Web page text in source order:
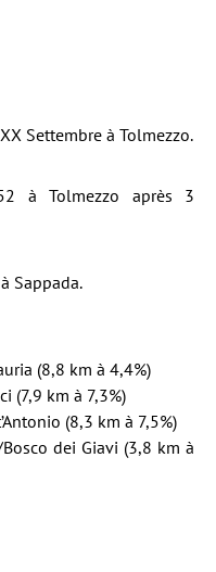
Settembre à Tolmezzo.
à Tolmezzo après 3
Sappada.
(8,8 km à 4,4%)
(7,9 km à 7,3%)
(8,3 km à 7,5%)
dei Giavi (3,8 km à